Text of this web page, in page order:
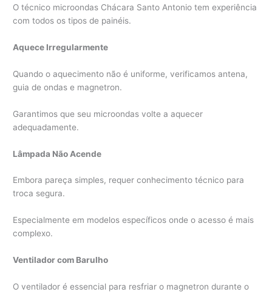
O técnico microondas Chácara Santo Antonio tem experiência
com todos os tipos de painéis.
Aquece Irregularmente
Quando o aquecimento não é uniforme, verificamos antena,
guia de ondas e magnetron.
Garantimos que seu microondas volte a aquecer
adequadamente.
Lâmpada Não Acende
Embora pareça simples, requer conhecimento técnico para
troca segura.
Especialmente em modelos específicos onde o acesso é mais
complexo.
Ventilador com Barulho
O ventilador é essencial para resfriar o magnetron durante o